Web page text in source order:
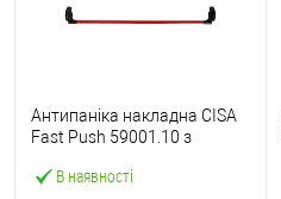
В наявності
Антипаніка накладна CISA
Fast Push 59001.10 з
мм червона